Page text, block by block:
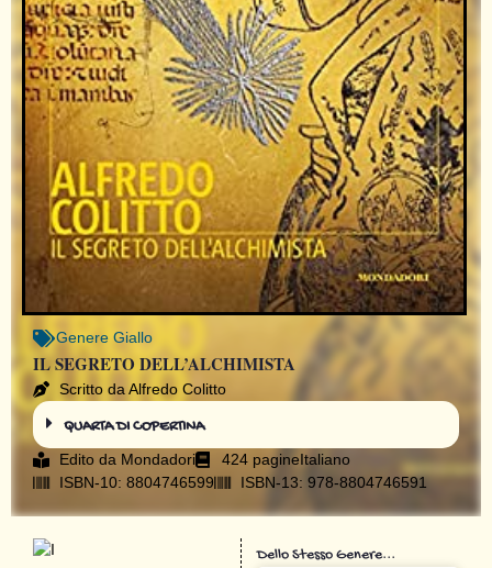
Genere Giallo
IL SEGRETO DELL’ALCHIMISTA
Scritto da Alfredo Colitto
QUARTA DI COPERTINA
Edito da Mondadori 424 pagineItaliano
ISBN-10: 8804746599
ISBN-13: 978-8804746591
Dello Stesso Genere...